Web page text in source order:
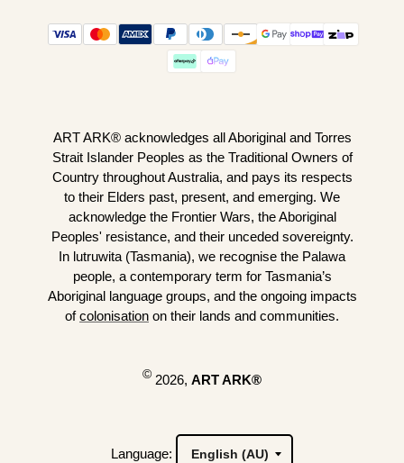
ART ARK® acknowledges all Aboriginal and Torres
Strait Islander Peoples as the Traditional Owners of
Country throughout Australia, and pays its respects
to their Elders past, present, and emerging. We
acknowledge the Frontier Wars, the Aboriginal
Peoples' resistance, and their unceded sovereignty.
In lutruwita (Tasmania), we recognise the Palawa
people, a contemporary term for Tasmania’s
Aboriginal language groups, and the ongoing impacts
ofcolonisation on their lands and communities.
© 2026, ART ARK®
Language: